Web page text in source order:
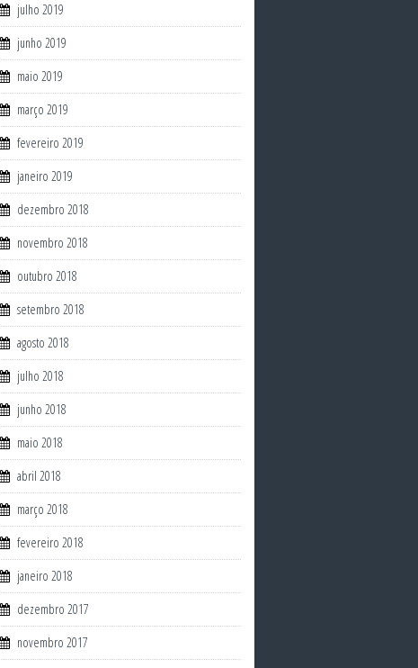
julho 2019
junho 2019
maio 2019
março 2019
fevereiro 2019
janeiro 2019
dezembro 2018
novembro 2018
outubro 2018
setembro 2018
agosto 2018
julho 2018
junho 2018
maio 2018
abril 2018
março 2018
fevereiro 2018
janeiro 2018
dezembro 2017
novembro 2017